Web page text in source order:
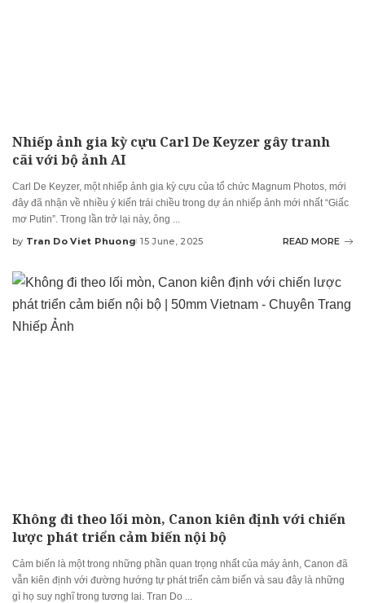
Nhiếp ảnh gia kỳ cựu Carl De Keyzer gây tranh
cãi với bộ ảnh AI
Carl De Keyzer, một nhiếp ảnh gia kỳ cựu của tổ chức Magnum Photos, mới
đây đã nhận về nhiều ý kiến trái chiều trong dự án nhiếp ảnh mới nhất “Giấc
mơ Putin”. Trong lần trở lại này, ông ...
Posted
by Tran Do Viet Phuong 15 June, 2025 READ MORE
Không đi theo lối mòn, Canon kiên định với chiến
lược phát triển cảm biến nội bộ
Cảm biến là một trong những phần quan trọng nhất của máy ảnh, Canon đã
vẫn kiên định với đường hướng tự phát triển cảm biến và sau đây là những
gì họ suy nghĩ trong tương lai. Tran Do ...